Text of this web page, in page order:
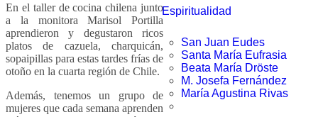
Espiritualidad
San Juan Eudes
Santa María Eufrasia
Beata María Dröste
M. Josefa Fernández
María Agustina Rivas
En el taller de cocina chilena junto
a la monitora Marisol Portilla
aprendieron y degustaron ricos
platos de cazuela, charquicán,
sopaipillas para estas tardes frías de
otoño en la cuarta región de Chile.
Además, tenemos un grupo de
mujeres que cada semana aprenden